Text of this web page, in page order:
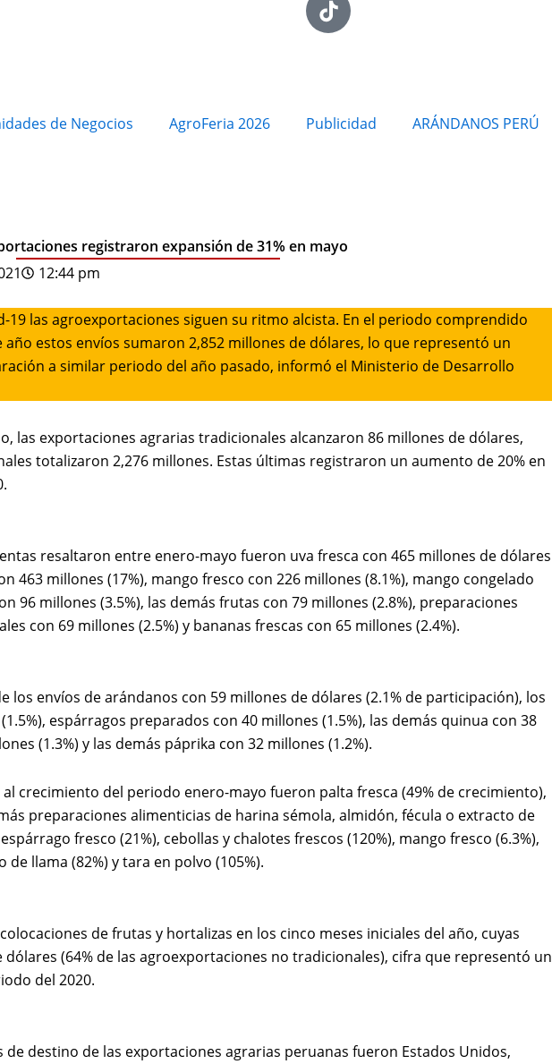
de Negocios AgroFeria 2026 Publicidad ARÁNDANOS PERÚ
registraron expansión de 31% en mayo
12:44 pm
19 las agroexportaciones siguen su ritmo alcista. En el periodo comprendido
estos envíos sumaron 2,852 millones de dólares, lo que representó un
a similar periodo del año pasado, informó el Ministerio de Desarrollo
las exportaciones agrarias tradicionales alcanzaron 86 millones de dólares,
totalizaron 2,276 millones. Estas últimas registraron un aumento de 20% en
resaltaron entre enero-mayo fueron uva fresca con 465 millones de dólares
463 millones (17%), mango fresco con 226 millones (8.1%), mango congelado
96 millones (3.5%), las demás frutas con 79 millones (2.8%), preparaciones
con 69 millones (2.5%) y bananas frescas con 65 millones (2.4%).
los envíos de arándanos con 59 millones de dólares (2.1% de participación), los
espárragos preparados con 40 millones (1.5%), las demás quinua con 38
(1.3%) y las demás páprika con 32 millones (1.2%).
crecimiento del periodo enero-mayo fueron palta fresca (49% de crecimiento),
preparaciones alimenticias de harina sémola, almidón, fécula o extracto de
fresco (21%), cebollas y chalotes frescos (120%), mango fresco (6.3%),
llama (82%) y tara en polvo (105%).
de frutas y hortalizas en los cinco meses iniciales del año, cuyas
dólares (64% de las agroexportaciones no tradicionales), cifra que representó un
del 2020.
destino de las exportaciones agrarias peruanas fueron Estados Unidos,